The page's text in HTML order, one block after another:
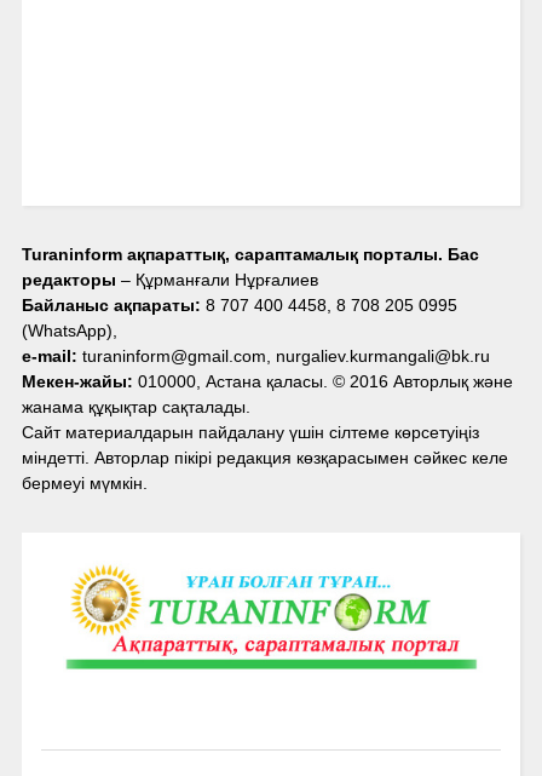
Turaninform ақпараттық, сараптамалық порталы. Бас
редакторы – Құрманғали Нұрғалиев
Байланыс ақпараты: 8 707 400 4458, 8 708 205 0995
(WhatsApp),
e-mail: turaninform@gmail.com, nurgaliev.kurmangali@bk.ru
Мекен-жайы: 010000, Астана қаласы. © 2016 Авторлық және
жанама құқықтар сақталады.
Сайт материалдарын пайдалану үшін сілтеме көрсетуіңіз
міндетті. Авторлар пікірі редакция көзқарасымен сәйкес келе
бермеуі мүмкін.